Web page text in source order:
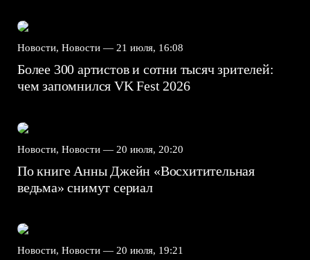
Новости, Новости — 21 июля, 16:08
Более 300 артистов и сотни тысяч зрителей:
чем запомнился VK Fest 2026
Новости, Новости — 20 июля, 20:20
По книге Анны Джейн «Восхитительная
ведьма» снимут сериал
Новости, Новости — 20 июля, 19:21